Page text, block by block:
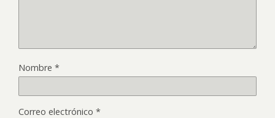
Nombre *
Correo electrónico *